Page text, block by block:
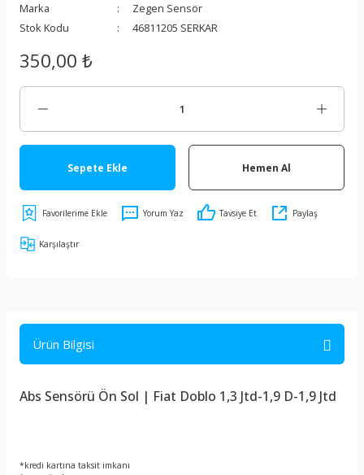
Marka
Zegen Sensör
Stok Kodu
46811205 SERKAR
350,00 ₺
Sepete Ekle Hemen Al
Yorum Yaz Tavsiye Et Paylaş
Karşılaştır
Ürün Bilgisi
Abs Sensörü Ön Sol | Fiat Doblo 1,3 Jtd-1,9 D-1,9 Jtd
*kredi kartına taksit imkanı